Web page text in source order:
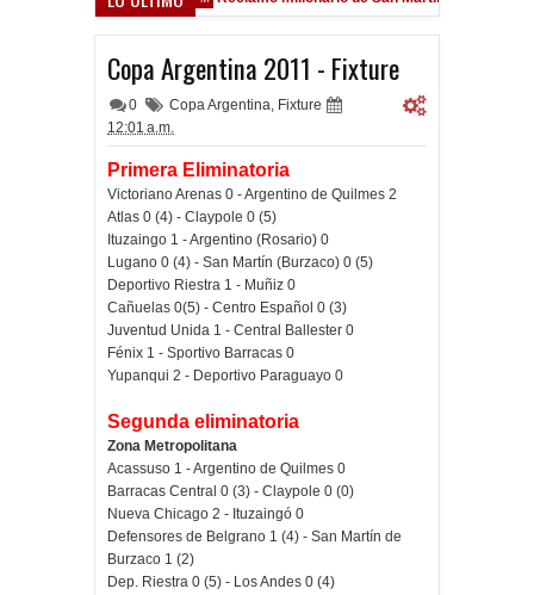
Copa Argentina 2011 - Fixture
0 Copa Argentina, Fixture
12:01 a.m.
Primera Eliminatoria
Victoriano Arenas 0 - Argentino de Quilmes 2
Atlas 0 (4) - Claypole 0 (5)
Ituzaingo 1 - Argentino (Rosario) 0
Lugano 0 (4) - San Martín (Burzaco) 0 (5)
Deportivo Riestra 1 - Muñiz 0
Cañuelas 0(5) - Centro Español 0 (3)
Juventud Unida 1 - Central Ballester 0
Fénix 1 - Sportivo Barracas 0
Yupanqui 2 - Deportivo Paraguayo 0
Segunda eliminatoria
Zona Metropolitana
Acassuso 1 - Argentino de Quilmes 0
Barracas Central 0 (3) - Claypole 0 (0)
Nueva Chicago 2 - Ituzaingó 0
Defensores de Belgrano 1 (4) - San Martín de
Burzaco 1 (2)
Dep. Riestra 0 (5) - Los Andes 0 (4)